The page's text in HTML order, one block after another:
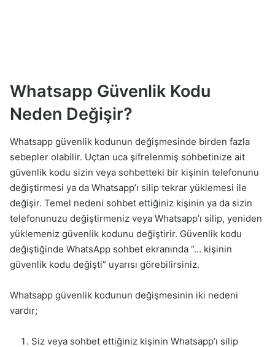
Whatsapp Güvenlik Kodu
Neden Değişir?
Whatsapp güvenlik kodunun değişmesinde birden fazla
sebepler olabilir. Uçtan uca şifrelenmiş sohbetinize ait
güvenlik kodu sizin veya sohbetteki bir kişinin telefonunu
değiştirmesi ya da Whatsapp’ı silip tekrar yüklemesi ile
değişir. Temel nedeni sohbet ettiğiniz kişinin ya da sizin
telefonunuzu değiştirmeniz veya Whatsapp’ı silip, yeniden
yüklemeniz güvenlik kodunu değiştirir. Güvenlik kodu
değiştiğinde WhatsApp sohbet ekranında “… kişinin
güvenlik kodu değişti” uyarısı görebilirsiniz.
Whatsapp güvenlik kodunun değişmesinin iki nedeni
vardır;
Siz veya sohbet ettiğiniz kişinin Whatsapp’ı silip